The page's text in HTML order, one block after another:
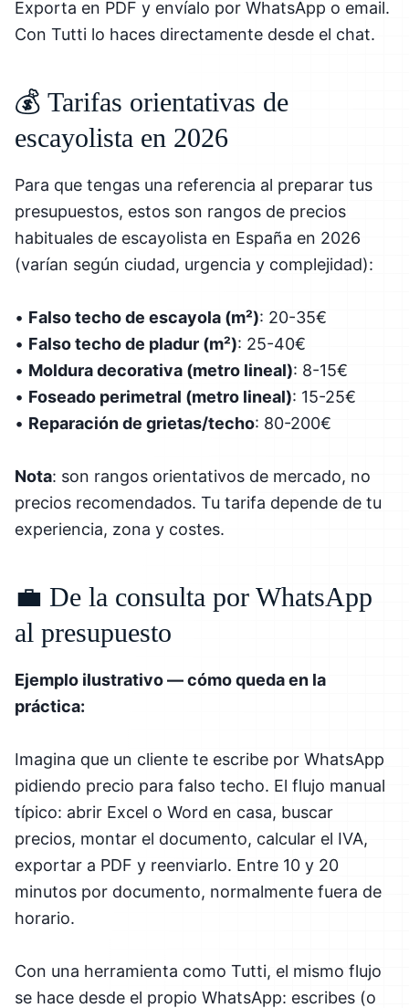
Exporta en PDF y envíalo por WhatsApp o email.
Con Tutti lo haces directamente desde el chat.
💰 Tarifas orientativas de
escayolista en 2026
Para que tengas una referencia al preparar tus
presupuestos, estos son rangos de precios
habituales de escayolista en España en 2026
(varían según ciudad, urgencia y complejidad):
• Falso techo de escayola (m²): 20-35€
• Falso techo de pladur (m²): 25-40€
• Moldura decorativa (metro lineal): 8-15€
• Foseado perimetral (metro lineal): 15-25€
• Reparación de grietas/techo: 80-200€
Nota: son rangos orientativos de mercado, no
precios recomendados. Tu tarifa depende de tu
experiencia, zona y costes.
💼 De la consulta por WhatsApp
al presupuesto
Ejemplo ilustrativo — cómo queda en la
práctica:
Imagina que un cliente te escribe por WhatsApp
pidiendo precio para falso techo. El flujo manual
típico: abrir Excel o Word en casa, buscar
precios, montar el documento, calcular el IVA,
exportar a PDF y reenviarlo. Entre 10 y 20
minutos por documento, normalmente fuera de
horario.
Con una herramienta como Tutti, el mismo flujo
se hace desde el propio WhatsApp: escribes (o